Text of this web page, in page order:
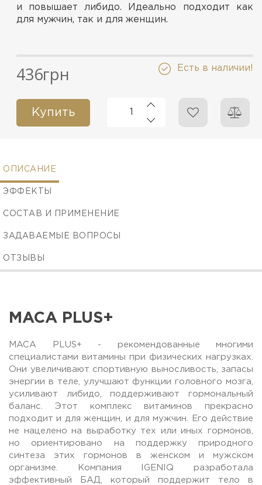
и повышает либидо. Идеально подходит как
для мужчин, так и для женщин.
436грн Есть в наличии!
Купить
ОПИСАНИЕ
ЭФФЕКТЫ
СОСТАВ И ПРИМЕНЕНИЕ
ЗАДАВАЕМЫЕ ВОПРОСЫ
ОТЗЫВЫ
MACA PLUS+
MACA PLUS+ - рекомендованные многими
специалистами витамины при физических нагрузках.
Они увеличивают спортивную выносливость, запасы
энергии в теле, улучшают функции головного мозга,
усиливают либидо, поддерживают гормональный
баланс. Этот комплекс витаминов прекрасно
подходит и для женщин, и для мужчин. Его действие
не нацелено на выработку тех или иных гормонов,
но ориентировано на поддержку природного
синтеза этих гормонов в женском и мужском
организме. Компания IGENIQ разработала
эффективный БАД, который поддержит тело в